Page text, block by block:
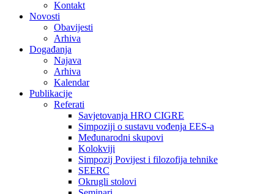
Kontakt
Novosti
Obavijesti
Arhiva
Događanja
Najava
Arhiva
Kalendar
Publikacije
Referati
Savjetovanja HRO CIGRE
Simpoziji o sustavu vođenja EES-a
Međunarodni skupovi
Kolokviji​
Simpozij Povijest i filozofija tehnike
SEERC
Okrugli stolovi